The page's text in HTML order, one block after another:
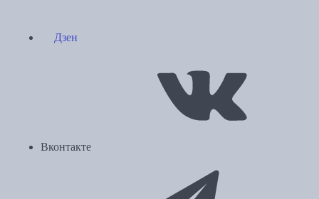
Дзен
Вконтакте